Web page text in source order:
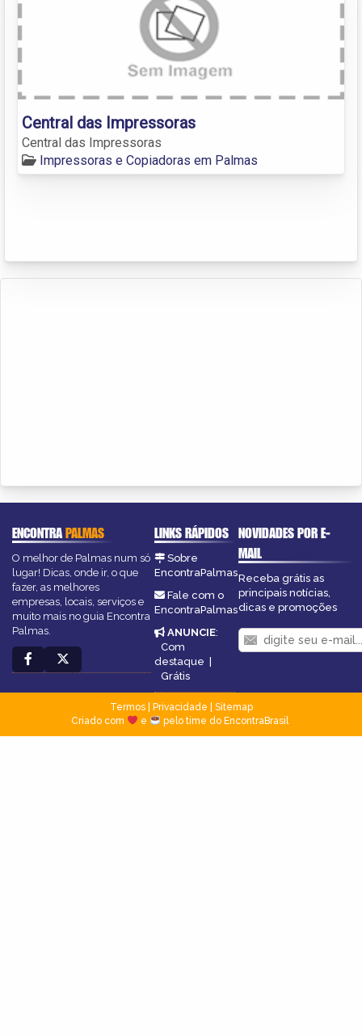
Central das Impressoras
Central das Impressoras
Impressoras e Copiadoras em Palmas
ENCONTRAPALMAS
O melhor de Palmas num só
lugar! Dicas, onde ir, o que
fazer, as melhores
empresas, locais, serviços e
muito mais no guia Encontra
Palmas.
LINKS RÁPIDOS
Sobre
EncontraPalmas
Fale com o
EncontraPalmas
ANUNCIE:
Com
destaque |
Grátis
NOVIDADES POR E-
MAIL
Receba grátis as
principais notícias,
dicas e promoções
Termos| Privacidade
Sitemap
Criado com
e pelo time do EncontraBrasil